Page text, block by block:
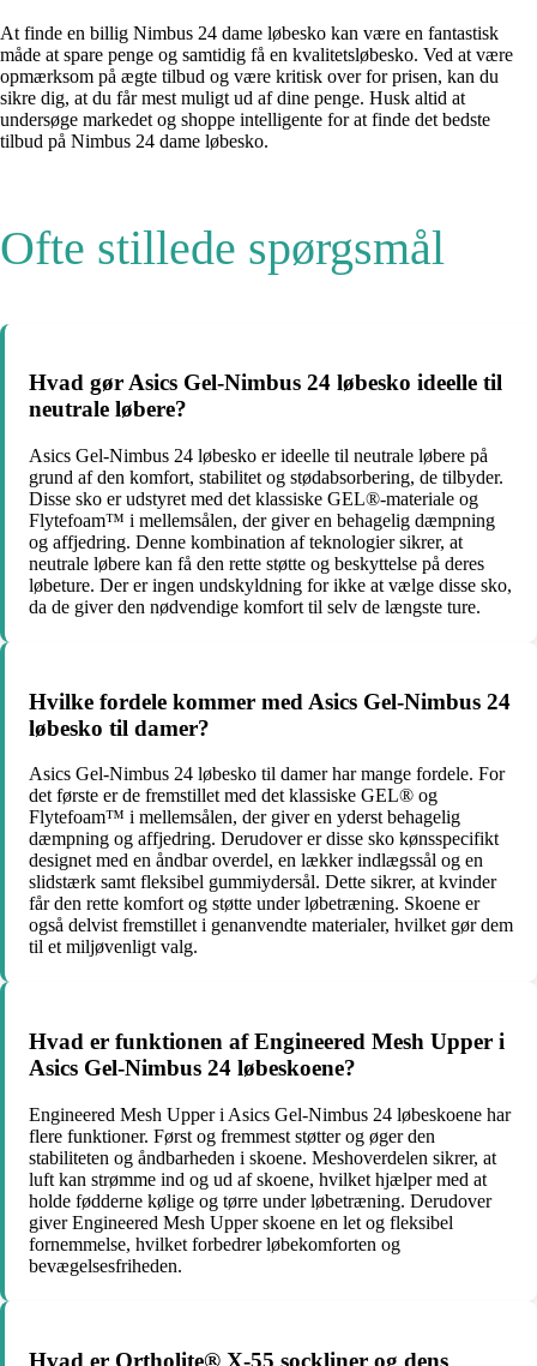
At finde en billig Nimbus 24 dame løbesko kan være en fantastisk
måde at spare penge og samtidig få en kvalitetsløbesko. Ved at være
opmærksom på ægte tilbud og være kritisk over for prisen, kan du
sikre dig, at du får mest muligt ud af dine penge. Husk altid at
undersøge markedet og shoppe intelligente for at finde det bedste
tilbud på Nimbus 24 dame løbesko.
Ofte stillede spørgsmål
Hvad gør Asics Gel-Nimbus 24 løbesko ideelle til
neutrale løbere?
Asics Gel-Nimbus 24 løbesko er ideelle til neutrale løbere på
grund af den komfort, stabilitet og stødabsorbering, de tilbyder.
Disse sko er udstyret med det klassiske GEL®-materiale og
Flytefoam™ i mellemsålen, der giver en behagelig dæmpning
og affjedring. Denne kombination af teknologier sikrer, at
neutrale løbere kan få den rette støtte og beskyttelse på deres
løbeture. Der er ingen undskyldning for ikke at vælge disse sko,
da de giver den nødvendige komfort til selv de længste ture.
Hvilke fordele kommer med Asics Gel-Nimbus 24
løbesko til damer?
Asics Gel-Nimbus 24 løbesko til damer har mange fordele. For
det første er de fremstillet med det klassiske GEL® og
Flytefoam™ i mellemsålen, der giver en yderst behagelig
dæmpning og affjedring. Derudover er disse sko kønsspecifikt
designet med en åndbar overdel, en lækker indlægssål og en
slidstærk samt fleksibel gummiydersål. Dette sikrer, at kvinder
får den rette komfort og støtte under løbetræning. Skoene er
også delvist fremstillet i genanvendte materialer, hvilket gør dem
til et miljøvenligt valg.
Hvad er funktionen af ​​Engineered Mesh Upper i
Asics Gel-Nimbus 24 løbeskoene?
Engineered Mesh Upper i Asics Gel-Nimbus 24 løbeskoene har
flere funktioner. Først og fremmest støtter og øger den
stabiliteten og åndbarheden i skoene. Meshoverdelen sikrer, at
luft kan strømme ind og ud af skoene, hvilket hjælper med at
holde fødderne kølige og tørre under løbetræning. Derudover
giver Engineered Mesh Upper skoene en let og fleksibel
fornemmelse, hvilket forbedrer løbekomforten og
bevægelsesfriheden.
Hvad er Ortholite® X-55 sockliner og dens